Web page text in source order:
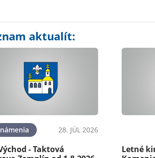
aktualít:
28. JÚL 2026
- Taktová
Letné